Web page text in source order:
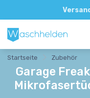
Direkte
Startseite Zubehör
Garage